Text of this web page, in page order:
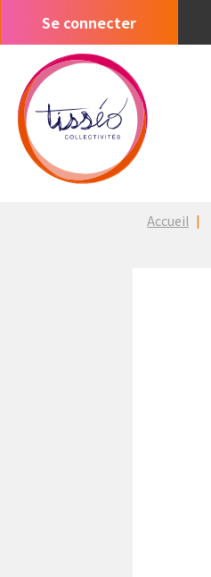
contenu
principal
Menu
compte
de
l'utilisateur
Se connecter
Fil
Accueil